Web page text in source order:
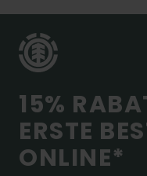
15%
ERSTE
ONLINE*